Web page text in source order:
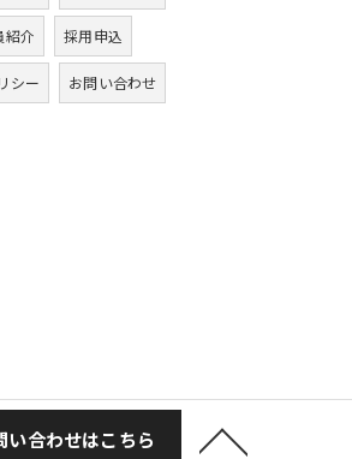
紹介 採用申込
シー お問い合わせ
い合わせはこちら